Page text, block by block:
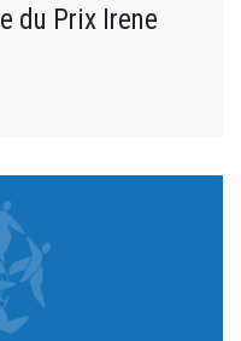
du Prix Irene